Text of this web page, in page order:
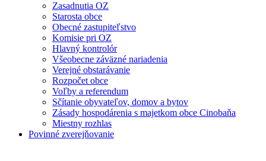
Zasadnutia OZ
Starosta obce
Obecné zastupiteľstvo
Komisie pri OZ
Hlavný kontrolór
Všeobecne záväzné nariadenia
Verejné obstarávanie
Rozpočet obce
Voľby a referendum
Sčítanie obyvateľov, domov a bytov
Zásady hospodárenia s majetkom obce Cinobaňa
Miestny rozhlas
Povinné zverejňovanie